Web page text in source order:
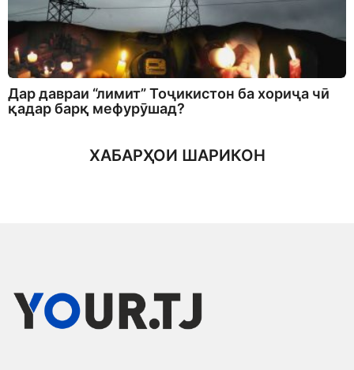
Дар давраи “лимит” Тоҷикистон ба хориҷа чӣ
қадар барқ мефурӯшад?
ХАБАРҲОИ ШАРИКОН